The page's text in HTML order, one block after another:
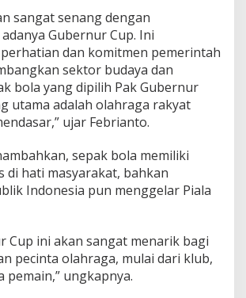
I
M
a
u
j
u
S
n
a
n
g
O
p
t
sangat senang dengan
Gubernur Cup. Ini
dan komitmen pemerintah
sektor budaya dan
bola yang dipilih Pak Gubernur
utama adalah olahraga rakyat
ujar Febrianto.
sepak bola memiliki
di hati masyarakat, bahkan
Indonesia pun menggelar Piala
Cup ini akan sangat menarik bagi
pecinta olahraga, mulai dari klub,
pemain,” ungkapnya.